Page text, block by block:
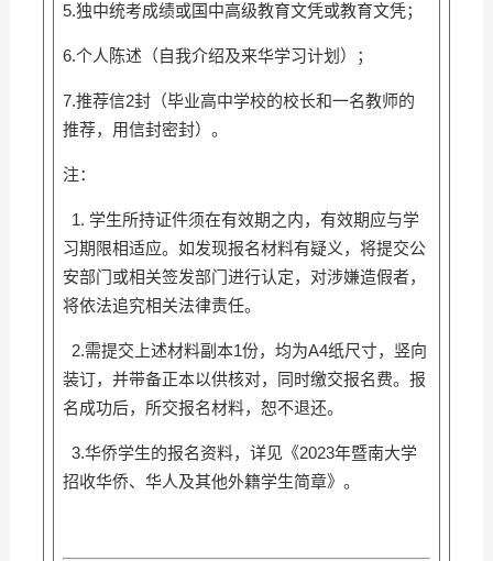
5.独中统考成绩或国中高级教育文凭或教育文凭；
6.个人陈述（自我介绍及来华学习计划）；
7.推荐信2封（毕业高中学校的校长和一名教师的
推荐，用信封密封）。
注：
1. 学生所持证件须在有效期之内，有效期应与学
习期限相适应。如发现报名材料有疑义，将提交公
安部门或相关签发部门进行认定，对涉嫌造假者，
将依法追究相关法律责任。
2.需提交上述材料副本1份，均为A4纸尺寸，竖向
装订，并带备正本以供核对，同时缴交报名费。报
名成功后，所交报名材料，恕不退还。
3.华侨学生的报名资料，详见《2023年暨南大学
招收华侨、华人及其他外籍学生简章》。